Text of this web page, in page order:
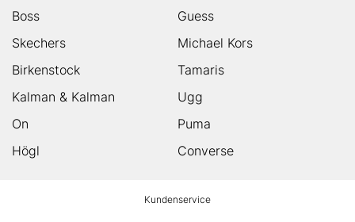
Boss
Guess
Skechers
Michael Kors
Birkenstock
Tamaris
Kalman & Kalman
Ugg
On
Puma
Högl
Converse
Kundenservice